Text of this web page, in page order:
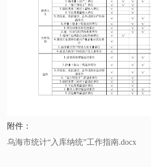
附件：
乌海市统计“入库纳统”工作指南.docx